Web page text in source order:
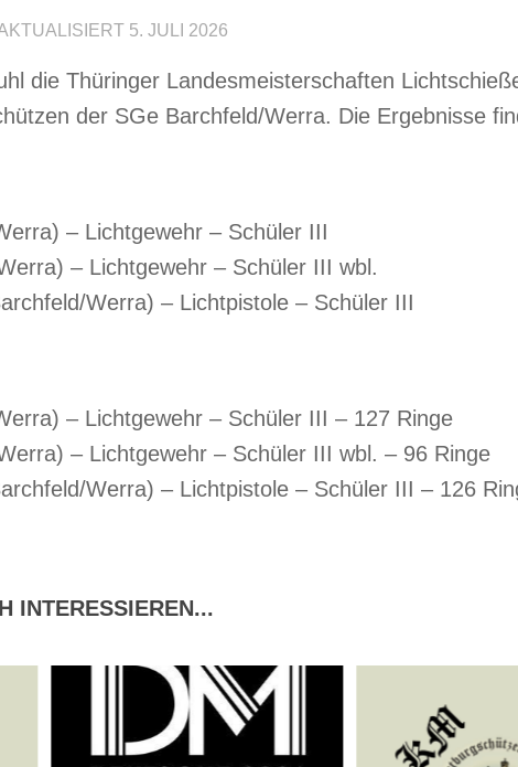
AKTUALISIERT 5. JULI 2026
die Thüringer Landesmeisterschaften
der SGe Barchfeld/Werra. Die Ergebnisse
– Lichtgewehr – Schüler III
– Lichtgewehr – Schüler III wbl.
Werra) – Lichtpistole – Schüler III
– Lichtgewehr – Schüler III – 127 Ringe
– Lichtgewehr – Schüler III wbl. – 96 Ringe
Werra) – Lichtpistole – Schüler III – 126
INTERESSIEREN...